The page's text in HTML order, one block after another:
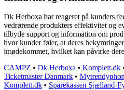
Dk Herboxa har reageret på kunders
vedrørende produkters effektivitet og
tilbyde support og information om
hvor kunder føler, at deres
imødekommet, hvilket kan påvirke
CAMPZ • Dk Herboxa • Komplett.dk
Ticketmaster Danmark •
Komplett.dk • Sparekassen Sjælland-